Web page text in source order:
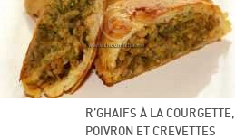
R’GHAIFS À LA COURGETTE,
POIVRON ET CREVETTES